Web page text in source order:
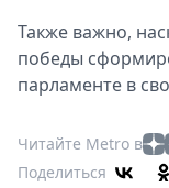
Также важно,
победы
парламенте в
Читайте Metro в
Поделиться